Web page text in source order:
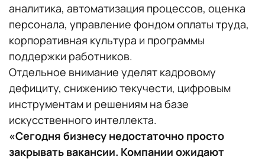
аналитика, автоматизация процессов, оценка
персонала, управление фондом оплаты труда,
корпоративная культура и программы
поддержки работников.
Отдельное внимание уделят кадровому
дефициту, снижению текучести, цифровым
инструментам и решениям на базе
искусственного интеллекта.
«Сегодня бизнесу недостаточно просто
закрывать вакансии. Компании ожидают